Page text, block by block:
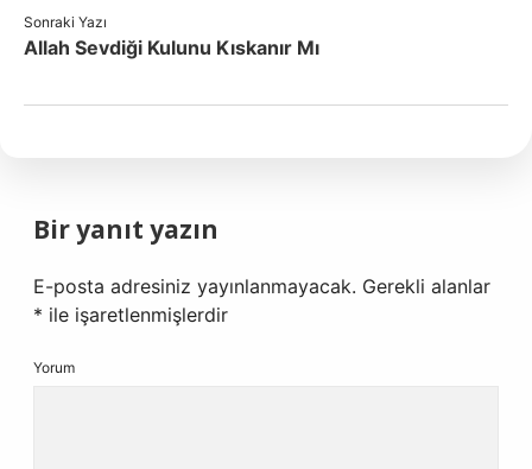
Sonraki Yazı
Allah Sevdiği Kulunu Kıskanır Mı
Bir yanıt yazın
E-posta adresiniz yayınlanmayacak. Gerekli alanlar
* ile işaretlenmişlerdir
Yorum